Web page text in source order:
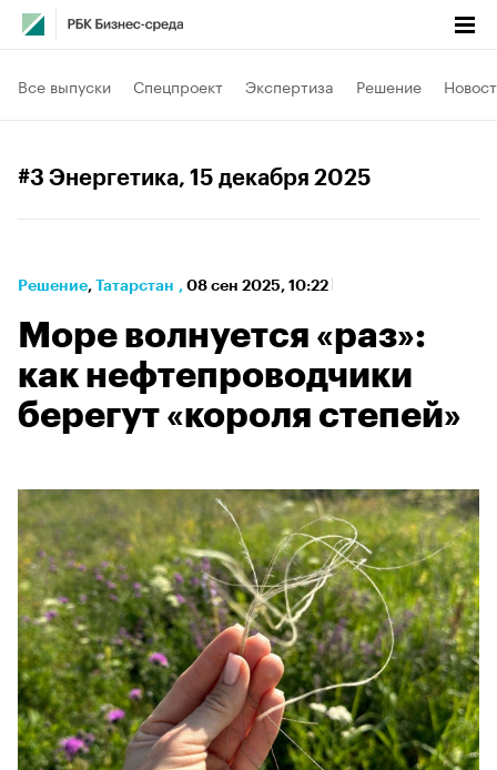
Все выпуски Спецпроект Экспертиза Решение
#3 Энергетика, 15 декабря 2025
Решение⁠, Татарстан , 08 сен 2025, 10:22
Море волнуется «раз»:
как нефтепроводчики
берегут «короля степей»